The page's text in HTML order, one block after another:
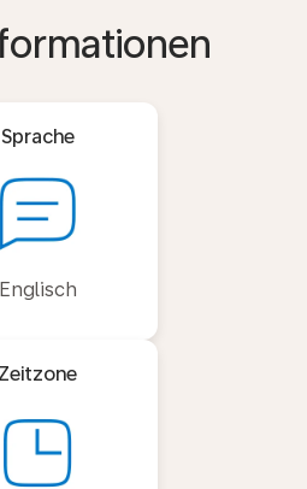
Sprache
Englisch
Zeitzone